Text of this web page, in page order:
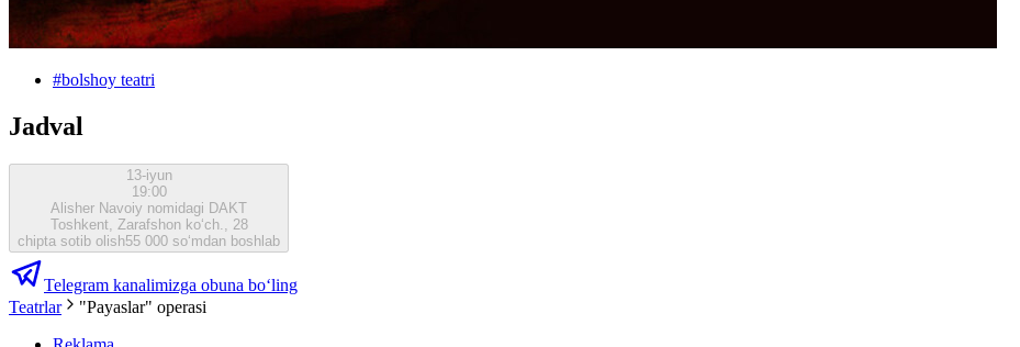
#bolshoy teatri
Jadval
13-iyun
19:00
Alisher Navoiy nomidagi DAKT
Toshkent, Zarafshon ko‘ch., 28
chipta sotib olish55 000 so‘mdan boshlab
Telegram kanalimizga obuna bo‘ling
Teatrlar
"Payaslar" operasi